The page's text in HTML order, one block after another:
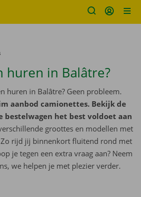
huren in Balâtre?
huren in Balâtre? Geen probleem.
aanbod camionettes. Bekijk de
bestelwagen het best voldoet aan
groottes en modellen met
rijd jij binnenkort fluitend rond met
je tegen een extra vraag aan? Neem
we helpen je met plezier verder.